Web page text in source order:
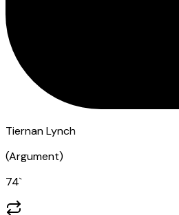
Tiernan Lynch
(Argument)
74`